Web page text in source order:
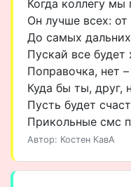
Когда коллегу мы
Он лучше всех:
До самых
Пускай все
Поправочка, нет
Куда бы ты, друг,
Пусть будет
Прикольные смс
Автор: Костен КавА